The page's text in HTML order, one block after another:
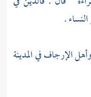
.
الإرجاف فيالمدينة